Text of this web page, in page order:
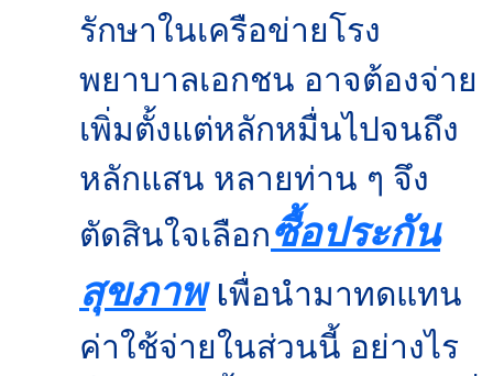
รักษาในเครือข่ายโรง
พยาบาลเอกชน อาจต้องจ่าย
เพิ่มตั้งแต่หลักหมื่นไปจนถึง
หลักแสน หลายท่าน ๆ จึง
ตัดสินใจเลือกซื้อประกัน
สุขภาพ เพื่อนำมาทดแทน
ค่าใช้จ่ายในส่วนนี้ อย่างไร